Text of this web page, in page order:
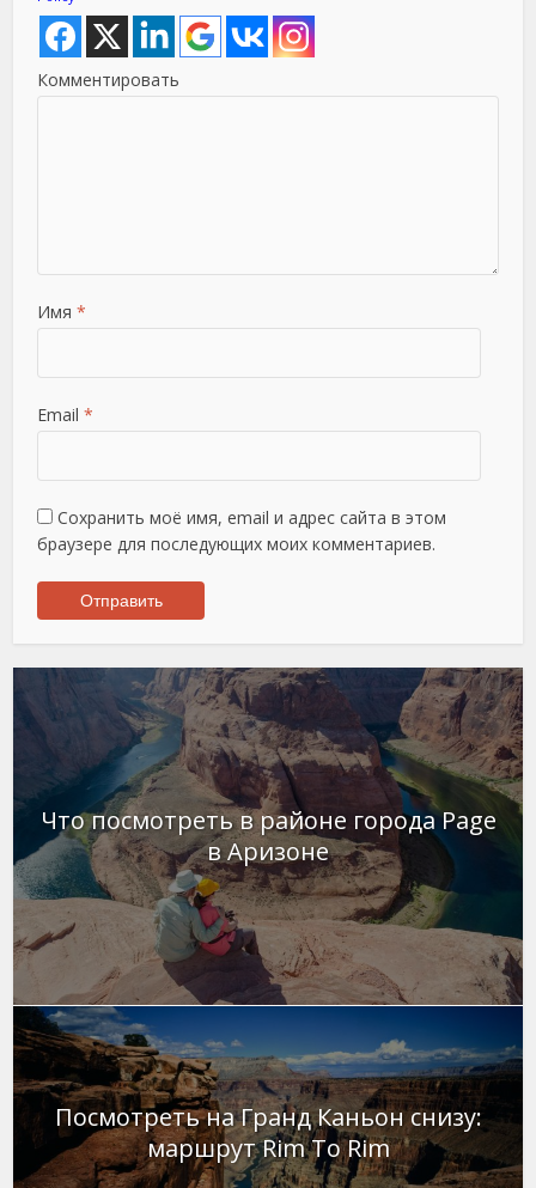
Комментировать
Имя *
Email *
Сохранить моё имя, email и адрес сайта в этом
браузере для последующих моих комментариев.
Что посмотреть в районе города Page
в Аризоне
Посмотреть на Гранд Каньон снизу:
маршрут Rim To Rim